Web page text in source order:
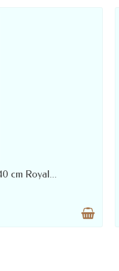
cm Royal...